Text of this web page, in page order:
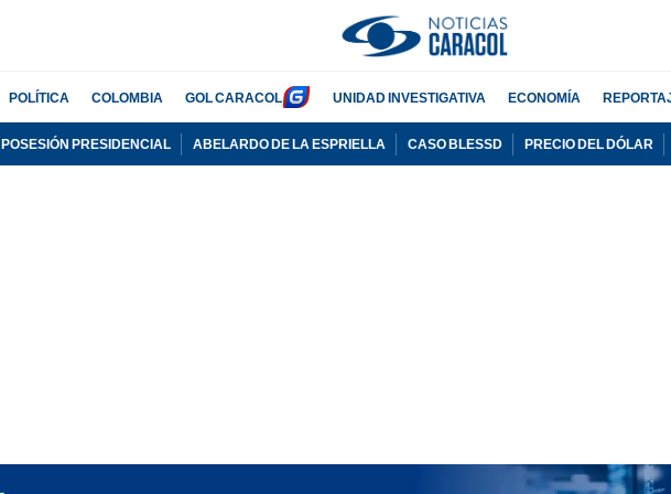
POLÍTICA COLOMBIA GOL CARACOL UNIDAD INVESTIGATIVA ECONOMÍA
POSESIÓN PRESIDENCIAL ABELARDO DE LA ESPRIELLA CASO BLESSD PRECIO DEL DÓLAR